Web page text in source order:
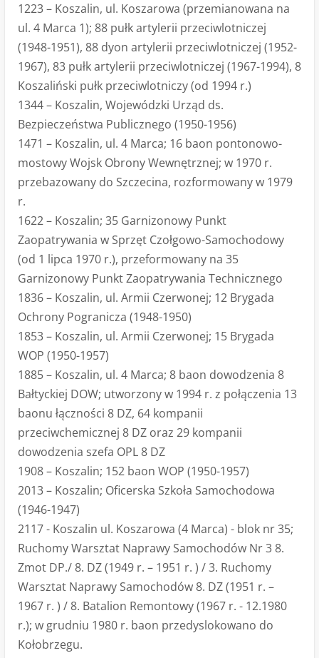
1223 – Koszalin, ul. Koszarowa (przemianowana na
ul. 4 Marca 1); 88 pułk artylerii przeciwlotniczej
(1948-1951), 88 dyon artylerii przeciwlotniczej (1952-
1967), 83 pułk artylerii przeciwlotniczej (1967-1994), 8
Koszaliński pułk przeciwlotniczy (od 1994 r.)
1344 – Koszalin, Wojewódzki Urząd ds.
Bezpieczeństwa Publicznego (1950-1956)
1471 – Koszalin, ul. 4 Marca; 16 baon pontonowo-
mostowy Wojsk Obrony Wewnętrznej; w 1970 r.
przebazowany do Szczecina, rozformowany w 1979
r.
1622 – Koszalin; 35 Garnizonowy Punkt
Zaopatrywania w Sprzęt Czołgowo-Samochodowy
(od 1 lipca 1970 r.), przeformowany na 35
Garnizonowy Punkt Zaopatrywania Technicznego
1836 – Koszalin, ul. Armii Czerwonej; 12 Brygada
Ochrony Pogranicza (1948-1950)
1853 – Koszalin, ul. Armii Czerwonej; 15 Brygada
WOP (1950-1957)
1885 – Koszalin, ul. 4 Marca; 8 baon dowodzenia 8
Bałtyckiej DOW; utworzony w 1994 r. z połączenia 13
baonu łączności 8 DZ, 64 kompanii
przeciwchemicznej 8 DZ oraz 29 kompanii
dowodzenia szefa OPL 8 DZ
1908 – Koszalin; 152 baon WOP (1950-1957)
2013 – Koszalin; Oficerska Szkoła Samochodowa
(1946-1947)
2117 - Koszalin ul. Koszarowa (4 Marca) - blok nr 35;
Ruchomy Warsztat Naprawy Samochodów Nr 3 8.
Zmot DP./ 8. DZ (1949 r. – 1951 r. ) / 3. Ruchomy
Warsztat Naprawy Samochodów 8. DZ (1951 r. –
1967 r. ) / 8. Batalion Remontowy (1967 r. - 12.1980
r.); w grudniu 1980 r. baon przedyslokowano do
Kołobrzegu.